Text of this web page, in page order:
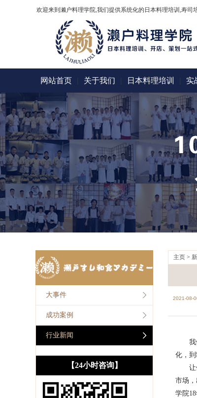
欢迎来到濑户料理学院,我们提供系统化的日本料理培训,寿司
网站首页 | 关于我们 | 日本料理培训 | 实
大事件
成功案例
行业新闻
【24小时咨询】
主页 >
2021-08-
我们
化，
让你
市场
学院